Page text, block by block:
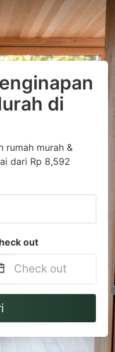
di
rumah murah &
dari Rp 8,592
out
Navigate
to
interact